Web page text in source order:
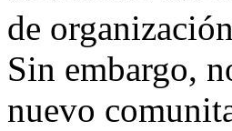
de
Sin embargo,
nuevo